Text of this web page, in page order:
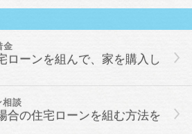
法
借金があって住宅ローンに通る
に通る方法
って住宅ローン審査に通る方法
借金があって審査に通る方法
借金
った方法 審査に通る
審査に通
金
ローンを組んで、家を購入し
相談
合の住宅ローンを組む方法を